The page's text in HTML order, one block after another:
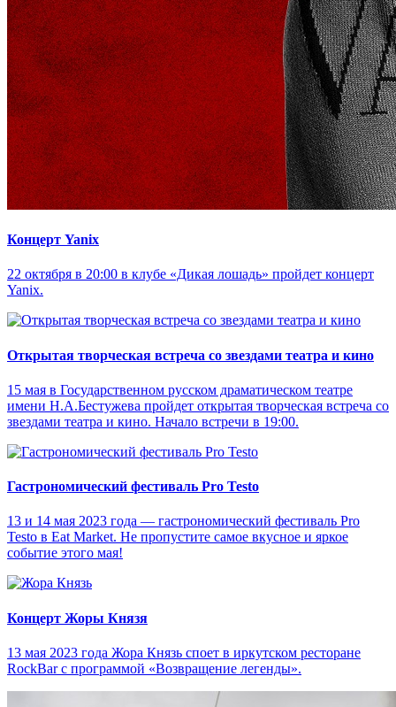
Концерт Yanix
22 октября в 20:00 в клубе «Дикая лошадь» пройдет концерт
Yanix.
Открытая творческая встреча со звездами театра и кино
15 мая в Государственном русском драматическом театре
имени Н.А.Бестужева пройдет открытая творческая встреча со
звездами театра и кино. Начало встречи в 19:00.
Гастрономический фестиваль Pro Testo
13 и 14 мая 2023 года — гастрономический фестиваль Pro
Testo в Eat Market. Не пропустите самое вкусное и яркое
событие этого мая!
Концерт Жоры Князя
13 мая 2023 года Жора Князь споет в иркутском ресторане
RockBar с программой «Возвращение легенды».